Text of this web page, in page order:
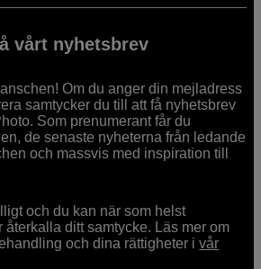
vårt nyhetsbrev
Om du anger din mejladress
samtycker du till att få nyhetsbrev
Som prenumerant får du
de senaste nyheterna från ledande
och massvis med inspiration till
och du kan när som helst
ditt samtycke. Läs mer om
och dina rättigheter ivår